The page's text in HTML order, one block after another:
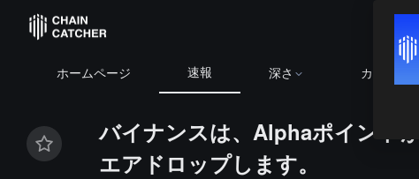
ホームページ 速報 深さ カレンダー
バイナンスは、Alphaポイント
エアドロップします。